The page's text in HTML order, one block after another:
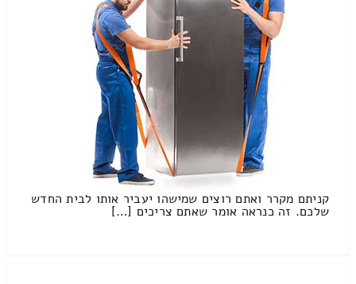
קניתם מקרר ואתם רוצים שמישהו יעביר אותו לבית החדש
שלכם. זה כנראה אומר שאתם צריכים […]